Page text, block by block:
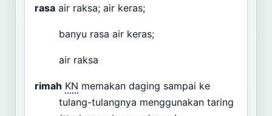
rasa air raksa; air keras;
banyu rasa air keras;
air raksa
rimah KN memakan daging sampai ke
tulang-tulangnya menggunakan taring